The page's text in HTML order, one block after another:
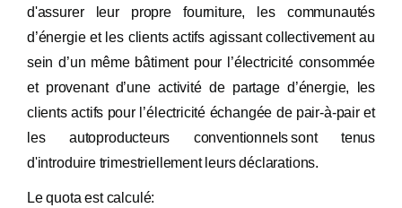
d'assurer leur propre fourniture, les communautés
d’énergie et les clients actifs agissant collectivement au
sein d’un même bâtiment pour l’électricité consommée
et provenant d’une activité de partage d’énergie, les
clients actifs pour l’électricité échangée de pair-à-pair et
les autoproducteurs conventionnels sont tenus
d'introduire trimestriellement leurs déclarations.
Le quota est calculé: